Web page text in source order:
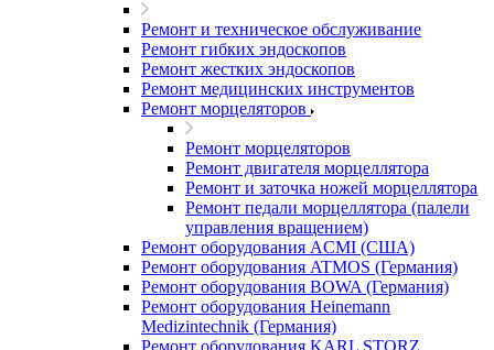
Ремонт и техническое обслуживание
Ремонт гибких эндоскопов
Ремонт жестких эндоскопов
Ремонт медицинских инструментов
Ремонт морцеляторов
Ремонт морцеляторов
Ремонт двигателя морцеллятора
Ремонт и заточка ножей морцеллятора
Ремонт педали морцеллятора (палели
управления вращением)
Ремонт оборудования ACMI (США)
Ремонт оборудования ATMOS (Германия)
Ремонт оборудования BOWA (Германия)
Ремонт оборудования Heinemann
Medizintechnik (Германия)
Ремонт оборудования KARL STORZ